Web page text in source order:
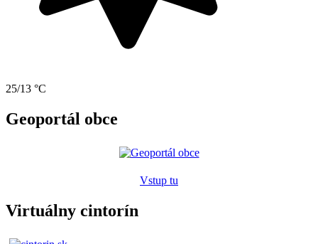
25/13 °C
Geoportál obce
Vstup tu
Virtuálny cintorín